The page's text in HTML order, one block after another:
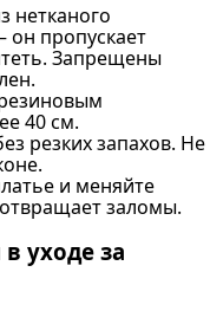
нетканого
пропускает
Запрещены
40 см.
резких запахов. Не
и меняйте
заломы.
уходе за